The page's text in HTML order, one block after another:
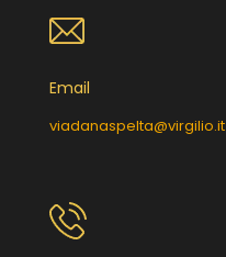
Email
viadanaspelta@virgilio.it